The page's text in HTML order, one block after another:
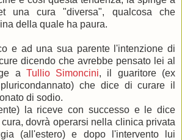
una cura "diversa", qualcosa che
della quale ha paura.
e ad una sua parente l'intenzione di
dicendo che avrebbe pensato lei al
a Tullio Simoncini, il guaritore (ex
che dice di curare il
di sodio.
la riceve con successo e le dice
dovrà operarsi nella clinica privata
(all'estero) e dopo l'intervento lui